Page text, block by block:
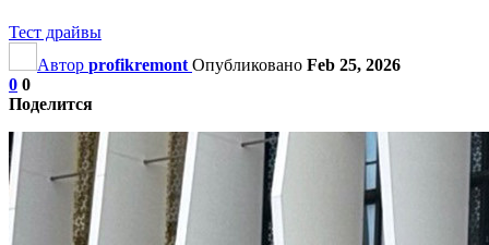
Тест драйвы
Автор profikremont Опубликовано Feb 25, 2026
0 0
Поделится